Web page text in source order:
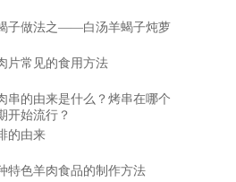
子做法之——白汤羊蝎子炖萝
片常见的食用方法
串的由来是什么？烤串在哪个
开始流行？
的由来
特色羊肉食品的制作方法